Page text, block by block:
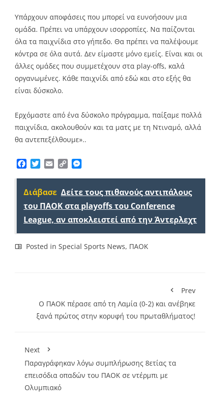
Υπάρχουν αποφάσεις που μπορεί να ευνοήσουν μια
ομάδα. Πρέπει να υπάρχουν ισορροπίες. Να παίζονται
όλα τα παιχνίδια στο γήπεδο. Θα πρέπει να παλέψουμε
κόντρα σε όλα αυτά. Δεν είμαστε μόνο εμείς. Είναι και οι
άλλες ομάδες που συμμετέχουν στα play-offs, καλά
οργανωμένες. Κάθε παιχνίδι από εδώ και στο εξής θα
είναι δύσκολο.
Ερχόμαστε από ένα δύσκολο πρόγραμμα, παίξαμε πολλά
παιχνίδια, ακολουθούν και τα ματς με τη Ντιναμό, αλλά
θα αντεπεξέλθουμε»..
Facebook
TwitterEmailCopy
Διάβασε Δείτε τους πιθανούς αντιπάλους
του ΠΑΟΚ στα playoffs του Conference
League, αν αποκλειστεί από την Άντερλεχτ
Posted in Special Sports News, ΠΑΟΚ
Prev
O ΠΑΟΚ πέρασε από τη Λαμία (0-2) και ανέβηκε
ξανά πρώτος στην κορυφή του πρωταθλήματος!
Next
Παραγράφηκαν λόγω συμπλήρωσης 8ετίας τα
επεισόδια οπαδών του ΠΑΟΚ σε ντέρμπι με
Ολυμπιακό